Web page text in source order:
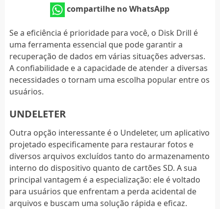
compartilhe no WhatsApp
Se a eficiência é prioridade para você, o Disk Drill é
uma ferramenta essencial que pode garantir a
recuperação de dados em várias situações adversas.
A confiabilidade e a capacidade de atender a diversas
necessidades o tornam uma escolha popular entre os
usuários.
UNDELETER
Outra opção interessante é o Undeleter, um aplicativo
projetado especificamente para restaurar fotos e
diversos arquivos excluídos tanto do armazenamento
interno do dispositivo quanto de cartões SD. A sua
principal vantagem é a especialização: ele é voltado
para usuários que enfrentam a perda acidental de
arquivos e buscam uma solução rápida e eficaz.